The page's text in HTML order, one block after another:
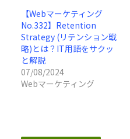
【Webマーケティング
No.332】Retention
Strategy (リテンション戦
略)とは？IT用語をサクッ
と解説
07/08/2024
Webマーケティング